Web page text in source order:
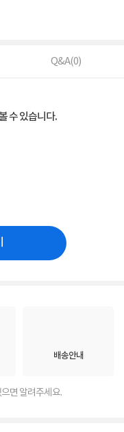
Q&A(0)
수 있습니다.
배송안내
면 알려주세요.